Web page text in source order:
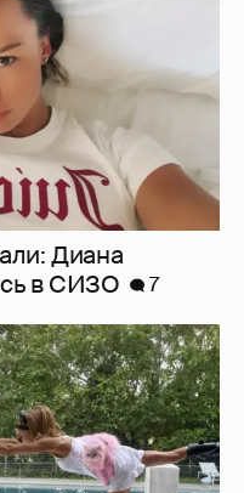
и
53-летняя Кейт
занимается